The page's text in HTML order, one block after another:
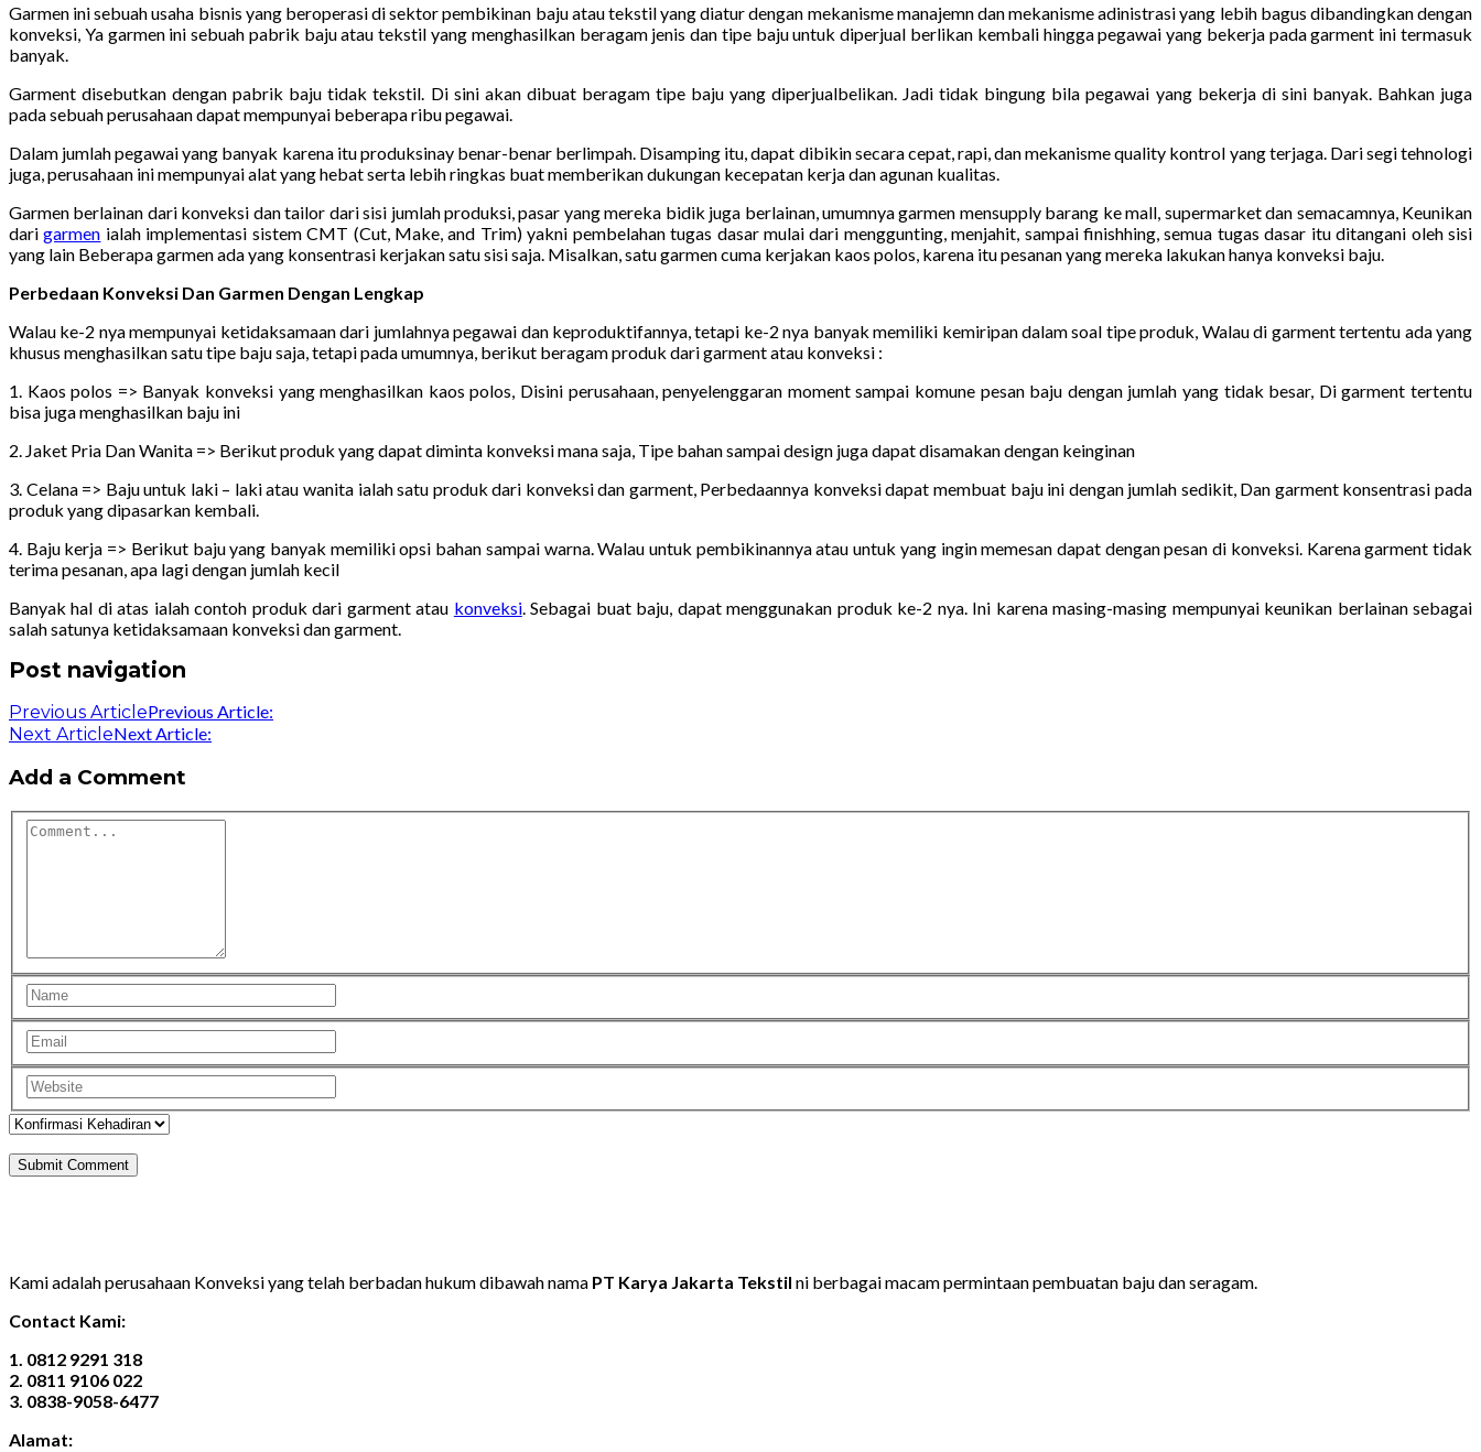
Garmen ini sebuah usaha bisnis yang beroperasi di sektor pembikinan baju atau tekstil yang diatur dengan mekanisme manajemn dan mekanisme adinistrasi yang lebih bagus dibandingkan dengan
konveksi, Ya garmen ini sebuah pabrik baju atau tekstil yang menghasilkan beragam jenis dan tipe baju untuk diperjual berlikan kembali hingga pegawai yang bekerja pada garment ini termasuk
banyak.
Garment disebutkan dengan pabrik baju tidak tekstil. Di sini akan dibuat beragam tipe baju yang diperjualbelikan. Jadi tidak bingung bila pegawai yang bekerja di sini banyak. Bahkan juga
pada sebuah perusahaan dapat mempunyai beberapa ribu pegawai.
Dalam jumlah pegawai yang banyak karena itu produksinay benar-benar berlimpah. Disamping itu, dapat dibikin secara cepat, rapi, dan mekanisme quality kontrol yang terjaga. Dari segi tehnologi
juga, perusahaan ini mempunyai alat yang hebat serta lebih ringkas buat memberikan dukungan kecepatan kerja dan agunan kualitas.
Garmen berlainan dari konveksi dan tailor dari sisi jumlah produksi, pasar yang mereka bidik juga berlainan, umumnya garmen mensupply barang ke mall, supermarket dan semacamnya, Keunikan
darigarmen ialah implementasi sistem CMT (Cut, Make, and Trim) yakni pembelahan tugas dasar mulai dari menggunting, menjahit, sampai finishhing, semua tugas dasar itu ditangani oleh sisi
yang lain Beberapa garmen ada yang konsentrasi kerjakan satu sisi saja. Misalkan, satu garmen cuma kerjakan kaos polos, karena itu pesanan yang mereka lakukan hanya konveksi baju.
Perbedaan Konveksi Dan Garmen Dengan Lengkap
Walau ke-2 nya mempunyai ketidaksamaan dari jumlahnya pegawai dan keproduktifannya, tetapi ke-2 nya banyak memiliki kemiripan dalam soal tipe produk, Walau di garment tertentu ada yang
khusus menghasilkan satu tipe baju saja, tetapi pada umumnya, berikut beragam produk dari garment atau konveksi :
1. Kaos polos => Banyak konveksi yang menghasilkan kaos polos, Disini perusahaan, penyelenggaran moment sampai komune pesan baju dengan jumlah yang tidak besar, Di garment tertentu
bisa juga menghasilkan baju ini
2. Jaket Pria Dan Wanita => Berikut produk yang dapat diminta konveksi mana saja, Tipe bahan sampai design juga dapat disamakan dengan keinginan
3. Celana => Baju untuk laki – laki atau wanita ialah satu produk dari konveksi dan garment, Perbedaannya konveksi dapat membuat baju ini dengan jumlah sedikit, Dan garment konsentrasi pada
produk yang dipasarkan kembali.
4. Baju kerja => Berikut baju yang banyak memiliki opsi bahan sampai warna. Walau untuk pembikinannya atau untuk yang ingin memesan dapat dengan pesan di konveksi. Karena garment tidak
terima pesanan, apa lagi dengan jumlah kecil
Banyak hal di atas ialah contoh produk dari garment atau konveksi. Sebagai buat baju, dapat menggunakan produk ke-2 nya. Ini karena masing-masing mempunyai keunikan berlainan sebagai
salah satunya ketidaksamaan konveksi dan garment.
Post navigation
Previous ArticlePrevious Article:
Next ArticleNext Article:
Add a Comment
Kami adalah perusahaan Konveksi yang telah berbadan hukum dibawah nama PT Karya Jakarta Tekstil ni berbagai macam permintaan pembuatan baju dan seragam.
Contact Kami:
1. 0812 9291 318
2. 0811 9106 022
3. 0838-9058-6477
Alamat: